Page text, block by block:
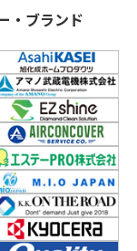
・ブランド